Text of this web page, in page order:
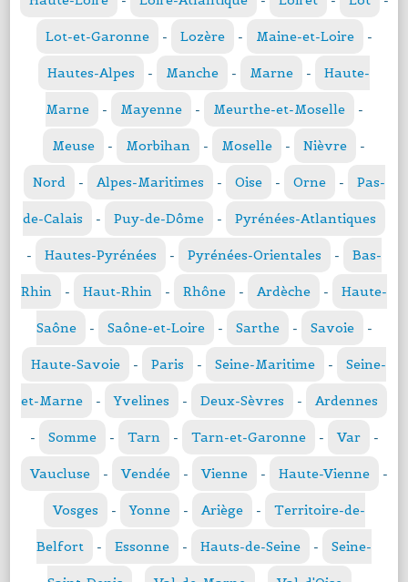
Lot-et-Garonne - Lozère - Maine-et-Loire -
Hautes-Alpes - Manche - Marne - Haute-
Marne - Mayenne - Meurthe-et-Moselle -
Meuse - Morbihan - Moselle - Nièvre -
Nord - Alpes-Maritimes - Oise - Orne - Pas-
de-Calais - Puy-de-Dôme - Pyrénées-Atlantiques
- Hautes-Pyrénées - Pyrénées-Orientales - Bas-
Rhin - Haut-Rhin - Rhône - Ardèche - Haute-
Saône - Saône-et-Loire - Sarthe - Savoie -
Haute-Savoie - Paris - Seine-Maritime - Seine-
et-Marne - Yvelines - Deux-Sèvres - Ardennes
- Somme - Tarn - Tarn-et-Garonne - Var -
Vaucluse - Vendée - Vienne - Haute-Vienne -
Vosges - Yonne - Ariège - Territoire-de-
Belfort - Essonne - Hauts-de-Seine - Seine-